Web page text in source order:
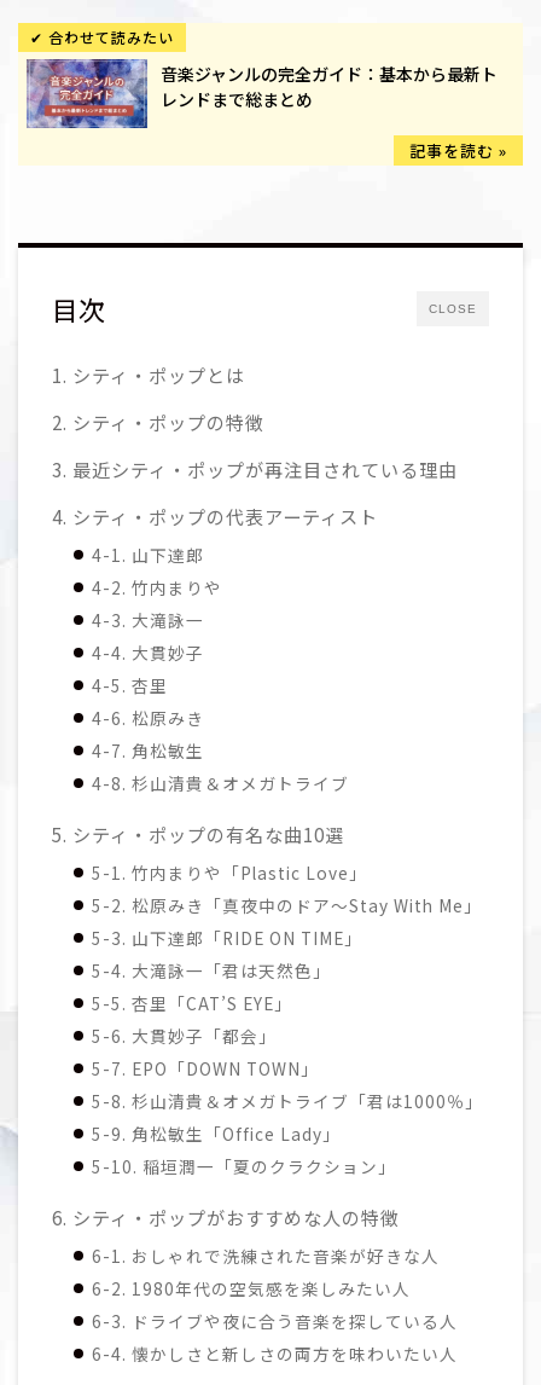
音楽ジャンルの完全ガイド：基本から最新ト
レンドまで総まとめ
CLOSE
目次
1. シティ・ポップとは
2. シティ・ポップの特徴
3. 最近シティ・ポップが再注目されている理由
4. シティ・ポップの代表アーティスト
4-1. 山下達郎
4-2. 竹内まりや
4-3. 大滝詠一
4-4. 大貫妙子
4-5. 杏里
4-6. 松原みき
4-7. 角松敏生
4-8. 杉山清貴＆オメガトライブ
5. シティ・ポップの有名な曲10選
5-1. 竹内まりや「Plastic Love」
5-2. 松原みき「真夜中のドア～Stay With Me」
5-3. 山下達郎「RIDE ON TIME」
5-4. 大滝詠一「君は天然色」
5-5. 杏里「CAT’S EYE」
5-6. 大貫妙子「都会」
5-7. EPO「DOWN TOWN」
5-8. 杉山清貴＆オメガトライブ「君は1000％」
5-9. 角松敏生「Office Lady」
5-10. 稲垣潤一「夏のクラクション」
6. シティ・ポップがおすすめな人の特徴
6-1. おしゃれで洗練された音楽が好きな人
6-2. 1980年代の空気感を楽しみたい人
6-3. ドライブや夜に合う音楽を探している人
6-4. 懐かしさと新しさの両方を味わいたい人